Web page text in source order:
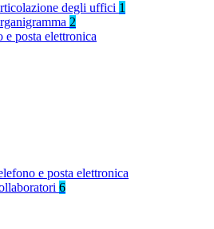
degli uffici 1
2
e posta elettronica
e posta elettronica
6